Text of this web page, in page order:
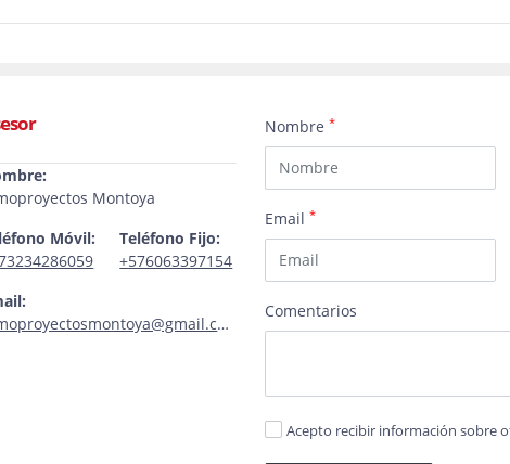
Montoya
Móvil:
Teléfono Fijo:
+576063397154
Nombre*
Email*
Comentarios
Acepto recibir información sobre